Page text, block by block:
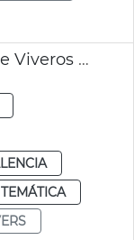
Última semana conciertos de Viveros València